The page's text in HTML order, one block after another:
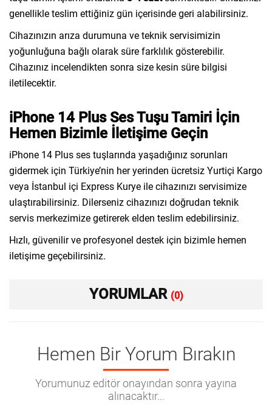
genellikle teslim ettiğiniz gün içerisinde geri alabilirsiniz.
Cihazınızın arıza durumuna ve teknik servisimizin
yoğunluğuna bağlı olarak süre farklılık gösterebilir.
Cihazınız incelendikten sonra size kesin süre bilgisi
iletilecektir.
iPhone 14 Plus Ses Tuşu Tamiri İçin
Hemen Bizimle İletişime Geçin
iPhone 14 Plus ses tuşlarında yaşadığınız sorunları
gidermek için Türkiye’nin her yerinden ücretsiz Yurtiçi Kargo
veya İstanbul içi Express Kurye ile cihazınızı servisimize
ulaştırabilirsiniz. Dilerseniz cihazınızı doğrudan teknik
servis merkezimize getirerek elden teslim edebilirsiniz.
Hızlı, güvenilir ve profesyonel destek için bizimle hemen
iletişime geçebilirsiniz.
YORUMLAR (0)
Hemen Bir Yorum Bırakın
Yorumunuz editör onayından sonra yayına
alınacaktır...